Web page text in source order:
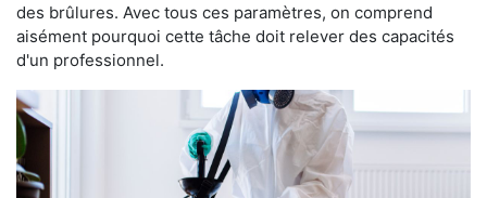
des brûlures. Avec tous ces paramètres, on comprend
aisément pourquoi cette tâche doit relever des capacités
d'un professionnel.